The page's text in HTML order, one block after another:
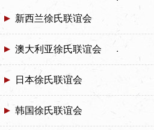
新西兰徐氏联谊会
澳大利亚徐氏联谊会
日本徐氏联谊会
韩国徐氏联谊会